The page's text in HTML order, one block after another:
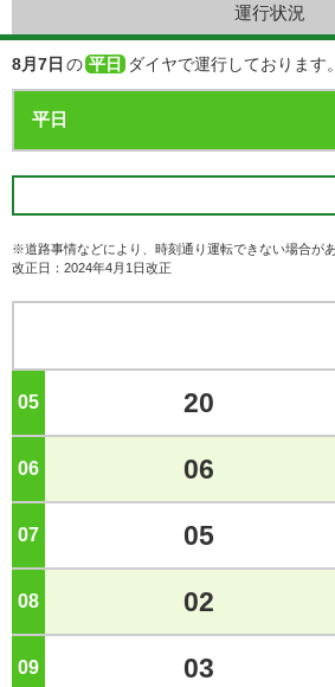
運行状況
8月7日 の 平日 ダイヤで運行しております。
※道路事情などにより、時刻通り運転できない場合が
改正日：2024年4月1日改正
05 20
06 06
07 05
08 02
09 03